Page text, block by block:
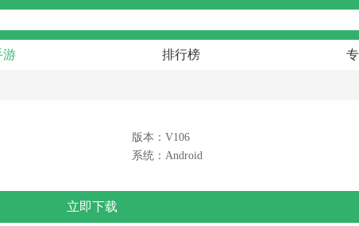
游 排行榜
版本：V106
系统：Android
立即下载